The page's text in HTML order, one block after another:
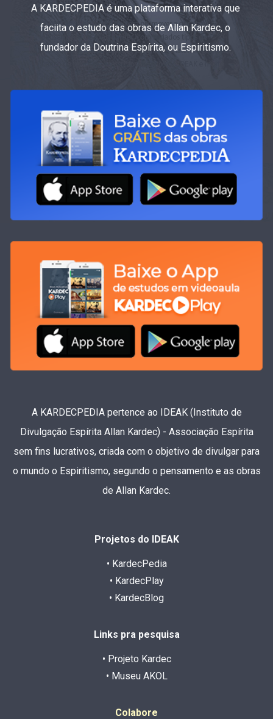
A KARDECPEDIA é uma plataforma interativa que
faciita o estudo das obras de Allan Kardec, o
fundador da Doutrina Espírita, ou Espiritismo.
A KARDECPEDIA pertence ao IDEAK (Instituto de
Divulgação Espírita Allan Kardec) - Associação Espírita
sem fins lucrativos, criada com o objetivo de divulgar para
o mundo o Espiritismo, segundo o pensamento e as obras
de Allan Kardec.
Projetos do IDEAK
• KardecPedia
• KardecPlay
• KardecBlog
Links pra pesquisa
• Projeto Kardec
• Museu AKOL
Colabore